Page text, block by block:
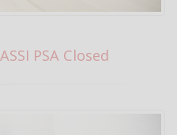
PSA Closed